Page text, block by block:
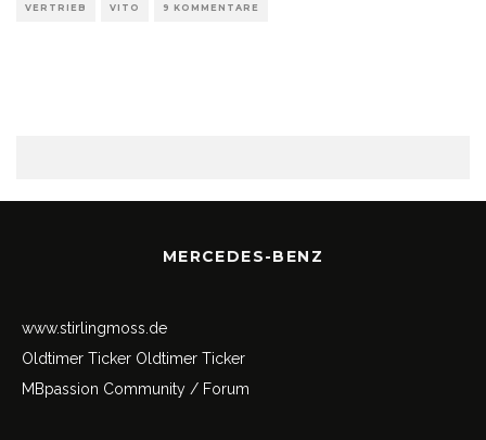
VERTRIEB VITO 9 KOMMENTARE
MERCEDES-BENZ
www.stirlingmoss.de
Oldtimer Ticker Oldtimer Ticker
MBpassion Community / Forum